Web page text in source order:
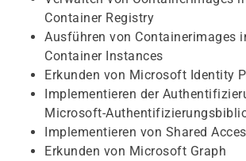
Container Registry
Ausführen von Containerimages
Container Instances
Erkunden von Microsoft Identity
Implementieren der
Microsoft-
Implementieren von Shared
Erkunden von Microsoft Graph